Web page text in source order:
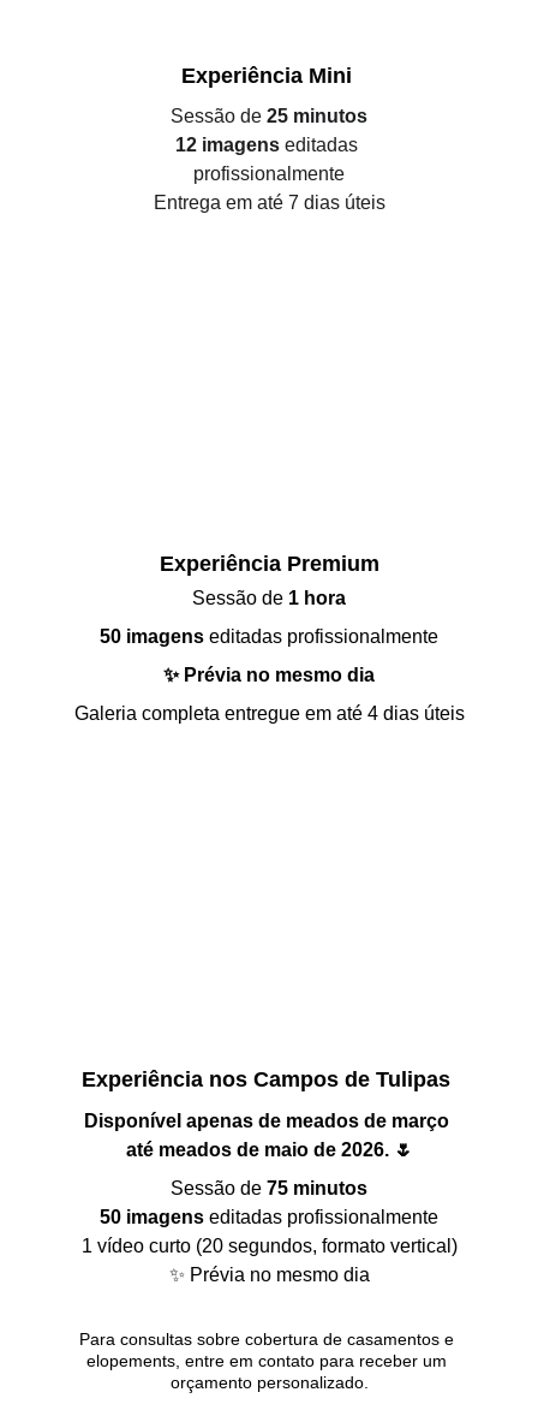
Experiência Mini
Sessão de 25 minutos
12 imagens editadas
profissionalmente
Entrega em até 7 dias úteis
Experiência Premium
Sessão de 1 hora
50 imagens editadas profissionalmente
✨ Prévia no mesmo dia
Galeria completa entregue em até 4 dias úteis
Disponível apenas de meados de março
até meados de maio de 2026. 🌷
Sessão de 75 minutos
50 imagens editadas profissionalmente
1 vídeo curto (20 segundos, formato vertical)
✨ Prévia no mesmo dia
Experiência nos Campos de Tulipas
Para consultas sobre cobertura de casamentos e
elopements, entre em contato para receber um
orçamento personalizado.